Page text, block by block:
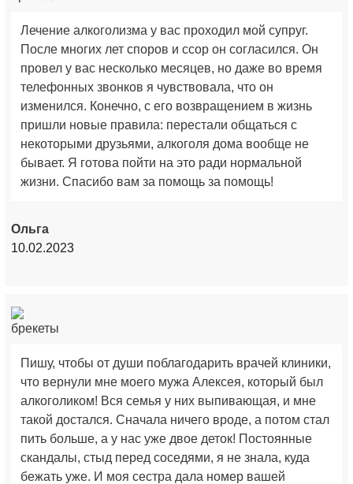
Лечение алкоголизма у вас проходил мой супруг.
После многих лет споров и ссор он согласился. Он
провел у вас несколько месяцев, но даже во время
телефонных звонков я чувствовала, что он
изменился. Конечно, с его возвращением в жизнь
пришли новые правила: перестали общаться с
некоторыми друзьями, алкоголя дома вообще не
бывает. Я готова пойти на это ради нормальной
жизни. Спасибо вам за помощь за помощь!
Ольга
10.02.2023
Пишу, чтобы от души поблагодарить врачей клиники,
что вернули мне моего мужа Алексея, который был
алкоголиком! Вся семья у них выпивающая, и мне
такой достался. Сначала ничего вроде, а потом стал
пить больше, а у нас уже двое деток! Постоянные
скандалы, стыд перед соседями, я не знала, куда
бежать уже. И моя сестра дала номер вашей